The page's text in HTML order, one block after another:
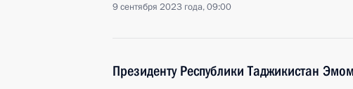
9 сентября 2023 года, 09:00
Президенту Республики Таджикистан